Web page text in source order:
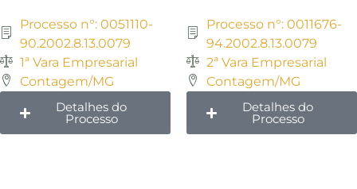
Processo n°: 0051110-
90.2002.8.13.0079
1ª Vara Empresarial
Contagem/MG
Detalhes do
Processo
Processo n°: 0011676-
94.2002.8.13.0079
2ª Vara Empresarial
Contagem/MG
Detalhes do
Processo